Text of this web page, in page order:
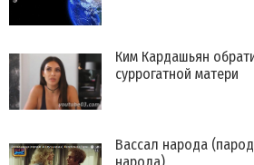
Ким Кардашьян
суррогатной матери
Вассал народа